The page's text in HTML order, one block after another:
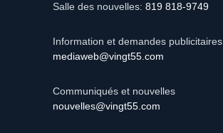
Salle des nouvelles: 819 818-9749
Information et demandes publicitaires
mediaweb@vingt55.com
Communiqués et nouvelles
nouvelles@vingt55.com